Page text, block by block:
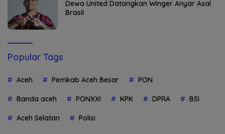
Dewa United Datangkan Winger Anyar Asal
Brasil
Popular Tags
Aceh Pemkab Aceh Besar PON
Banda aceh PONXXI KPK DPRA BSI
Aceh Selatan Polisi